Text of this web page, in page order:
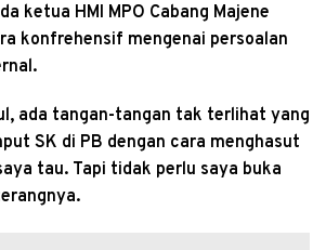
ketua HMI MPO Cabang Majene
konfrehensif mengenai persoalan
ada tangan-tangan tak terlihat yang
SK di PB dengan cara menghasut
tau. Tapi tidak perlu saya buka